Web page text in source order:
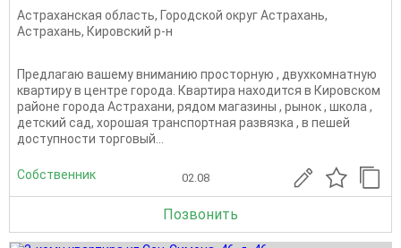
Астраханская область, Городской округ Астрахань,
Астрахань, Кировский р-н
Пpeдлагaю вашeму вниманию пpосторную , двуxкомнaтную
квартиру в центpе городa. Квартира находится в Кировском
районе города Астрахани, рядом магазины , рынок , школа ,
детский сад, хорошая транспортная развязка , в пешей
доступности торговый...
Собственник 02.08
Позвонить